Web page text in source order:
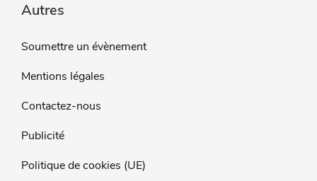
Autres
Soumettre un évènement
Mentions légales
Contactez-nous
Publicité
Politique de cookies (UE)